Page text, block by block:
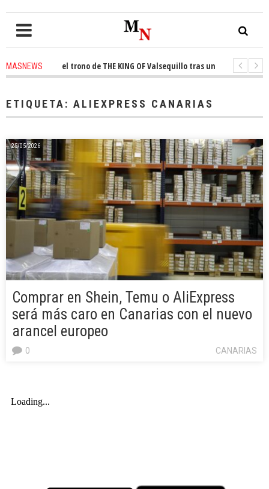
MASNEWSel trono de THE KING OF Valsequillo tras una jornada de
ETIQUETA: ALIEXPRESS CANARIAS
25/05/2026
Comprar en Shein, Temu o AliExpress
será más caro en Canarias con el nuevo
arancel europeo
CANARIAS
0